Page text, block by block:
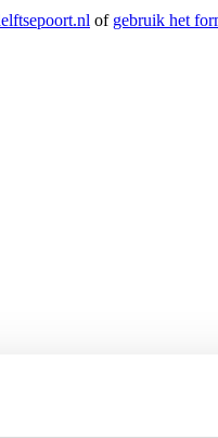
of gebruik het